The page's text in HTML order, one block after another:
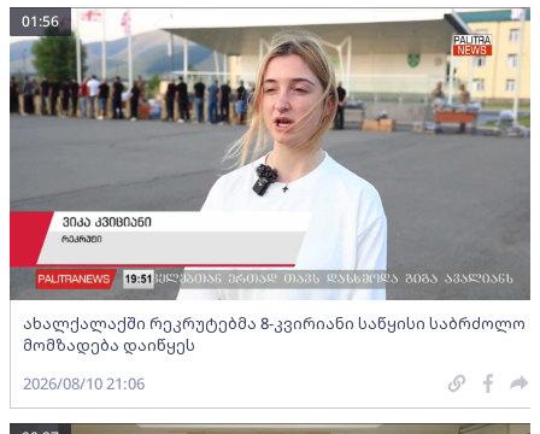
ახალქალაქში რეკრუტებმა 8-კვირიანი საწყისი საბრძოლო
მომზადება დაიწყეს
01:56
2026/08/10 21:06